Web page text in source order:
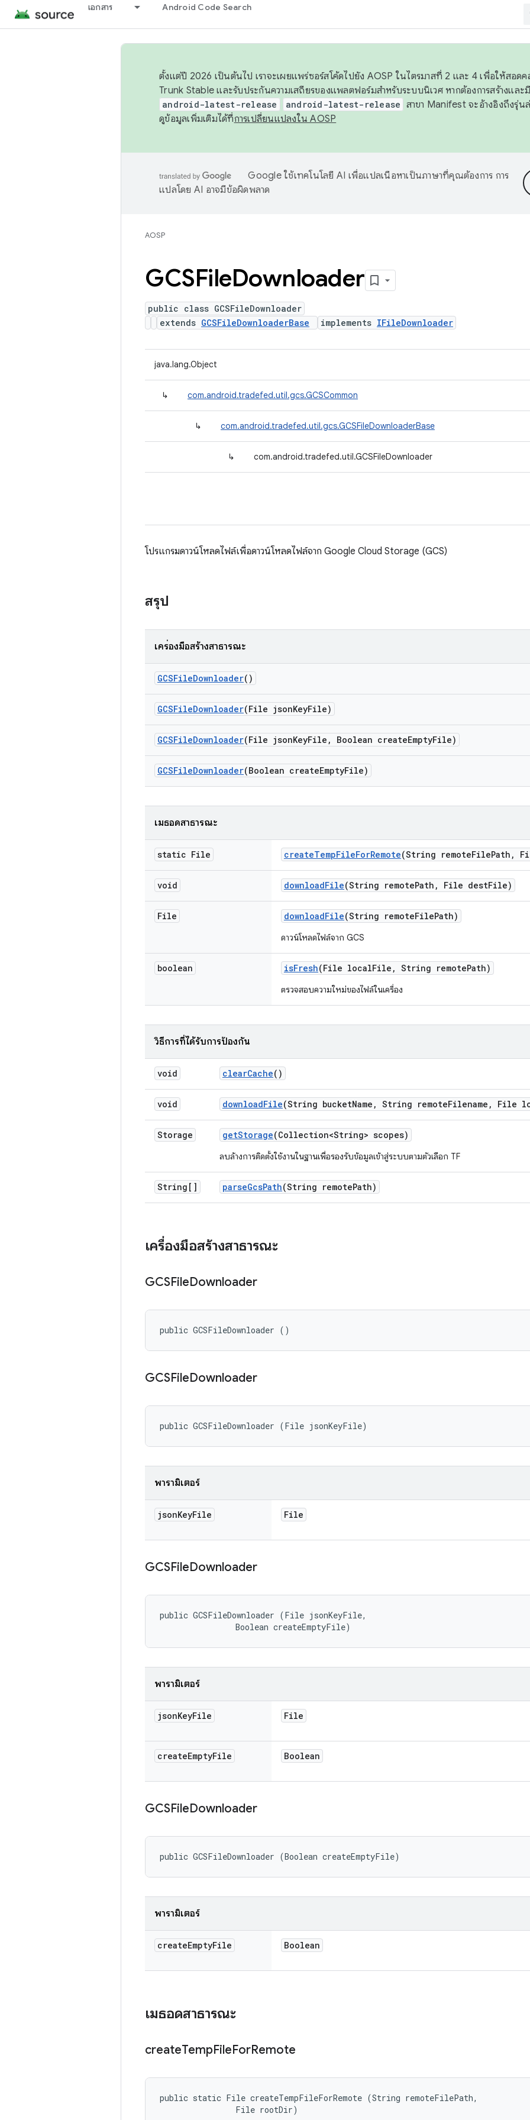
เอกสาร Android Code Search
ตั้งแต่ปี 2026 เป็นต้นไป เราจะเผยแพร่ซอร์สโค้ดไปยัง AOSP ในไตรมาสที่ 2 และ 4 เพื่อให้สอด
Trunk Stable และรับประกันความเสถียรของแพลตฟอร์มสำหรับระบบนิเวศ หากต้องการสร้างและ
android-latest-release android-latest-release สาขา Manifest จะอ้างอิงถึงรุ่
ดูข้อมูลเพิ่มเติมได้ที่การเปลี่ยนแปลงใน AOSP
Google ใช้เทคโนโลยี AI เพื่อแปลเนื้อหาเป็นภาษาที่คุณต้องการ การ
แปลโดย AI อาจมีข้อผิดพลาด
AOSP
GCSFileDownloader
public class GCSFileDownloader
extends GCSFileDownloaderBase implements IFileDownloader
java.lang.Object
↳ com.android.tradefed.util.gcs.GCSCommon
↳ com.android.tradefed.util.gcs.GCSFileDownloaderBase
↳ com.android.tradefed.util.GCSFileDownloader
โปรแกรมดาวน์โหลดไฟล์เพื่อดาวน์โหลดไฟล์จาก Google Cloud Storage (GCS)
สรุป
เครื่องมือสร้างสาธารณะ
GCSFileDownloader()
GCSFileDownloader(File jsonKeyFile)
GCSFileDownloader(File jsonKeyFile , Boolean createEmptyFile)
GCSFileDownloader(Boolean createEmptyFile)
เมธอดสาธารณะ
static File createTempFileForRemote(String remoteFilePath ,
void downloadFile(String remotePath , File destFile)
File downloadFile(String remoteFilePath)
ดาวน์โหลดไฟล์จาก GCS
boolean isFresh(File localFile , String remotePath)
ตรวจสอบความใหม่ของไฟล์ในเครื่อง
วิธีการที่ได้รับการป้องกัน
void clearCache()
void downloadFile(String bucketName , String remoteFilename , File
Storage getStorage(Collection<String> scopes)
ลบล้างการติดตั้งใช้งานในฐานเพื่อรองรับข้อมูลเข้าสู่ระบบตามตัวเลือก TF
String[] parseGcsPath(String remotePath)
เครื่องมือสร้างสาธารณะ
GCSFileDownloader
public GCSFileDownloader ()
GCSFileDownloader
public GCSFileDownloader (File jsonKeyFile)
พารามิเตอร์
jsonKeyFile File
GCSFileDownloader
public GCSFileDownloader (File jsonKeyFile,
                Boolean createEmptyFile)
พารามิเตอร์
jsonKeyFile File
createEmptyFile Boolean
GCSFileDownloader
public GCSFileDownloader (Boolean createEmptyFile)
พารามิเตอร์
createEmptyFile Boolean
เมธอดสาธารณะ
createTempFileForRemote
public static File createTempFileForRemote (String remoteFilePath,
                File rootDir)